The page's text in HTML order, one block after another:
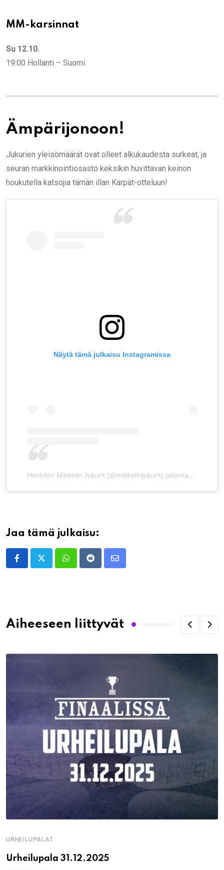
MM-karsinnat
Su 12.10.
19:00 Hollanti – Suomi
Ämpärijonoon!
Jukurien yleisömäärät ovat olleet alkukaudesta surkeat, ja
seuran markkinointiosasto keksikin huvittavan keinon
houkutella katsojia tämän illan Kärpät-otteluun!
Näytä tämä julkaisu Instagramissa
Henkilön Mikkelin Jukurit (@mikkelinjukurit) jakama julkaisu
Jaa tämä julkaisu:
WhatsappRedditShare
Aiheeseen liittyvät
URHEILUPALAT
Urheilupala 31.12.2025